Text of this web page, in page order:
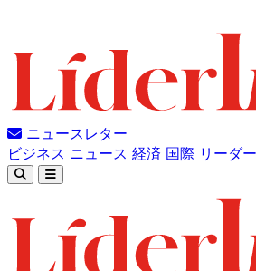
ニュースレター
ビジネス ニュース 経済 国際 リーダー